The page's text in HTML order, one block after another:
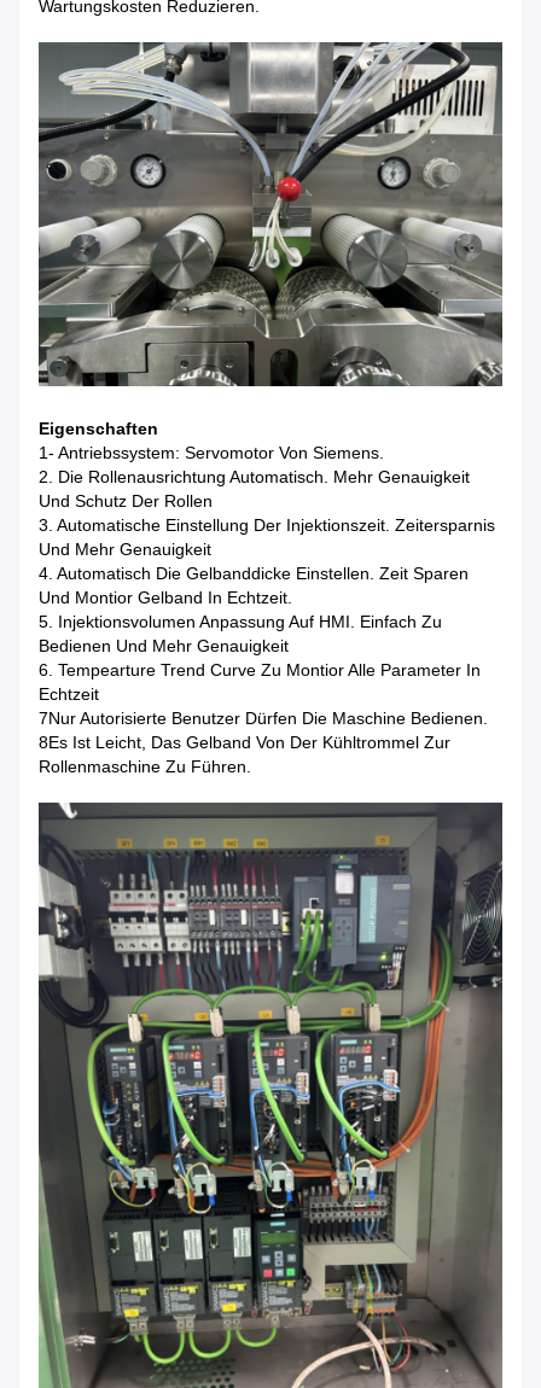
Wartungskosten Reduzieren.
Eigenschaften
1- Antriebssystem: Servomotor Von Siemens.
2. Die Rollenausrichtung Automatisch. Mehr Genauigkeit
Und Schutz Der Rollen
3. Automatische Einstellung Der Injektionszeit. Zeitersparnis
Und Mehr Genauigkeit
4. Automatisch Die Gelbanddicke Einstellen. Zeit Sparen
Und Montior Gelband In Echtzeit.
5. Injektionsvolumen Anpassung Auf HMI. Einfach Zu
Bedienen Und Mehr Genauigkeit
6. Tempearture Trend Curve Zu Montior Alle Parameter In
Echtzeit
7Nur Autorisierte Benutzer Dürfen Die Maschine Bedienen.
8Es Ist Leicht, Das Gelband Von Der Kühltrommel Zur
Rollenmaschine Zu Führen.